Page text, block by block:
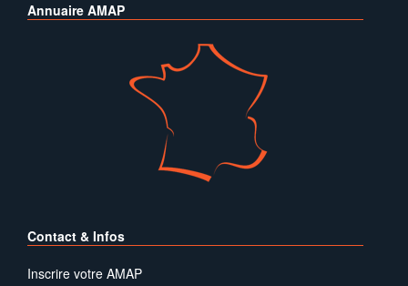
Annuaire AMAP
Contact & Infos
Inscrire votre AMAP